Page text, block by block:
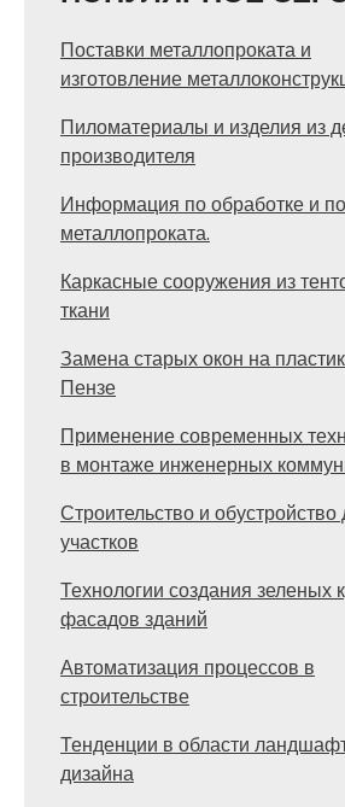
Поставки металлопроката и
изготовление
Пиломатериалы и изделия из
производителя
Информация по обработке и
металлопроката.
Каркасные сооружения из
ткани
Замена старых окон на
Пензе
Применение современных
в монтаже инженерных
Строительство и
участков
Технологии создания зеленых
фасадов зданий
Автоматизация процессов в
строительстве
Тенденции в области
дизайна